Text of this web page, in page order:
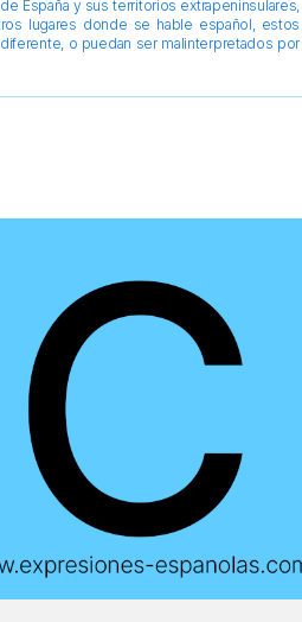
España y sus territorios extrapeninsulares,
lugares donde se hable español, estos
o puedan ser malinterpretados por